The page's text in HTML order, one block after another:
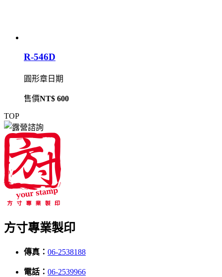
R-546D
圓形章日期
售價NT$ 600
TOP
方寸專業製印
傳真： 06-2538188
電話： 06-2539966